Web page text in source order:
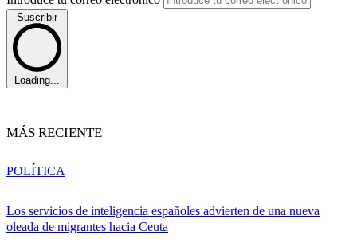
Suscribir
Loading...
MÁS RECIENTE
Los servicios de inteligencia españoles advierten de una nueva
oleada de migrantes hacia Ceuta
POLÍTICA